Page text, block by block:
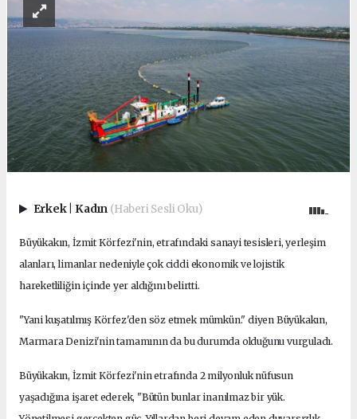
Erkek Kadın (Haberi Sesli Oku)
Büyükakın, İzmit Körfezi'nin, etrafındaki sanayi tesisleri, yerleşim
alanları, limanlar nedeniyle çok ciddi ekonomik ve lojistik
hareketliliğin içinde yer aldığını belirtti.
"Yani kuşatılmış Körfez'den söz etmek mümkün." diyen Büyükakın,
Marmara Denizi'nin tamamının da bu durumda olduğunu vurguladı.
Büyükakın, İzmit Körfezi'nin etrafında 2 milyonluk nüfusun
yaşadığına işaret ederek, "Bütün bunlar inanılmaz bir yük.